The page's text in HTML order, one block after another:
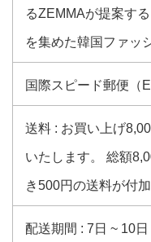
るZEMMAが提案す
を集めた韓国ファッ
国際スピード郵便（
送料 : お買い上げ
いたします。 総額
き500円の送料が付加
配送期間 : 7日 ~ 10日